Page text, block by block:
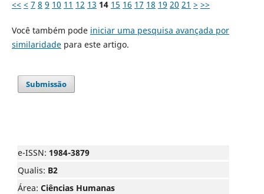
<< < 7 8 9 10 11 12 13 14 15 16 17 18 19 20 21 > >>
Você também pode iniciar uma pesquisa avançada por
similaridadepara este artigo.
Submissão
e-ISSN: 1984-3879
Qualis: B2
Área: Ciências Humanas